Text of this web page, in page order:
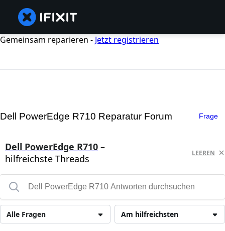
Gemeinsam reparieren - Jetzt registrieren
Dell PowerEdge R710 Reparatur Forum Frage
Dell PowerEdge R710 –
hilfreichste Threads
LEEREN
Am hilfreichsten
Alle Fragen